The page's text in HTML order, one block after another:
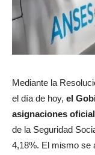
Mediante la
el día de hoy, el
asignaciones
de la Seguridad
4,18%. El mismo se